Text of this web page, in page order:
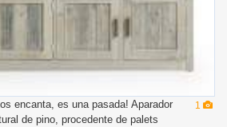
1
encanta, es una pasada! Aparador
de pino, procedente de palets